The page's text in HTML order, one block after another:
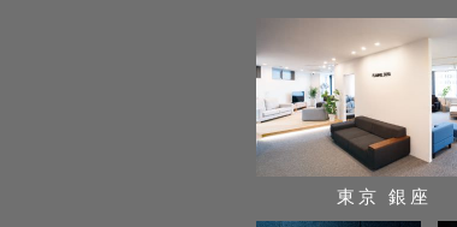
東京 銀座